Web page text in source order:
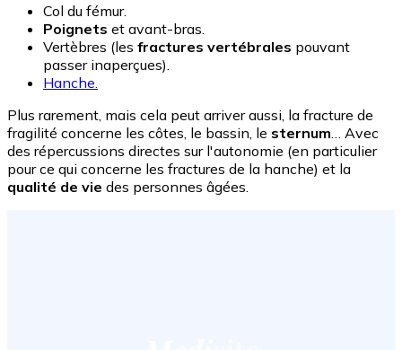
Col du fémur.
Poignets et avant-bras.
Vertèbres (les fractures vertébrales pouvant
passer inaperçues).
Hanche.
Plus rarement, mais cela peut arriver aussi, la fracture de
fragilité concerne les côtes, le bassin, le sternum … Avec
des répercussions directes sur l'autonomie (en particulier
pour ce qui concerne les fractures de la hanche) et la
qualité de vie des personnes âgées.